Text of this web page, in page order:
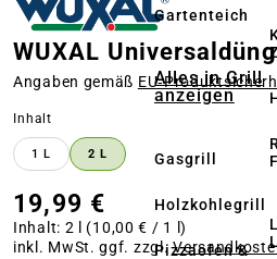
Gartenteich
Alles in Grill
anzeigen
Gasgrill
Holzkohlegrill
Pizzaofen &
WUXAL
Angaben gemäß
Inhalt
1 L 2 L
19,99 €
Inhalt: 2 l (10,00 € / 1 l)
inkl. MwSt. ggf. zzgl.